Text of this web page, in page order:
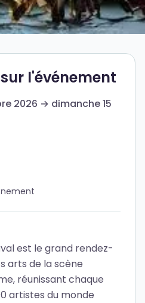
l'événement
2026 → dimanche 15
est le grand rendez-
arts de la scène
réunissant chaque
artistes du monde